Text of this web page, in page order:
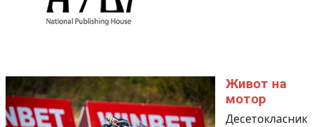
Живот на
мотор
Десетокласник